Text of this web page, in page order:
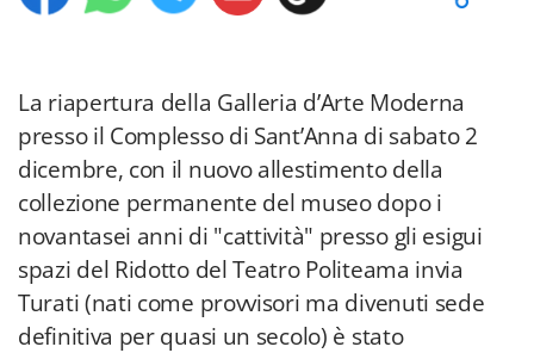
La riapertura della Galleria d’Arte Moderna
presso il Complesso di Sant’Anna di sabato 2
dicembre, con il nuovo allestimento della
collezione permanente del museo dopo i
novantasei anni di "cattività" presso gli esigui
spazi del Ridotto del Teatro Politeama invia
Turati (nati come provvisori ma divenuti sede
definitiva per quasi un secolo) è stato